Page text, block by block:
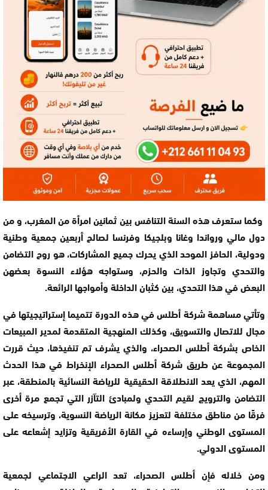
وكما ستعرف هذه السنة التنافس بين ثمانين امرأة من المغرب، و من
دول مالي ورواندا وغانا وبلجيكا وفرنسا لصالح أربعين جمعية وطنية
ودولية، الحافز الموحد الذي يحرك جميع المشاركات، هو روح التضامن
والتحدي وتجاوز الذات والحزم، وستواجه هؤلاء النسوة بعضهن
البعض في هذا التحدي، بين كثبان الداخلة وأمواجها الرائعة.
وتأتي مساهمة شركة أطلس في هذه الدورة تتميما إستراتيجيتها في
مجال للاتصال والتسويق، وكذلك المنهجية المتقدمة لمدير المبيعات
الخاص بشركة أطلس الصحراء، والذي يشرف تم تنفيذها، حيث قررت
المجموعة عن طريق شركة أطلس الصحراء الإنخراط في هذا الحدث
المهم، الذي يعد الانطلاقة الحقيقية للرياضة النسائية بالمنطقة، عبر
التضامن والترويج لقيم التحدي ولمبادئ التآزر التي تجمع مرة أخرى
فرقًا من مناطق مختلفة لتعزيز مكانة الرياضة النسوية، وترسيخه على
المستوى الوطني وإرساءه في القارة الأفريقية وتزايد إشعاعه على
المستوى الدولي.
ومن خلاله فإن أطلس الصحراء، تعد الراعي الاجتماعي لجمعیة